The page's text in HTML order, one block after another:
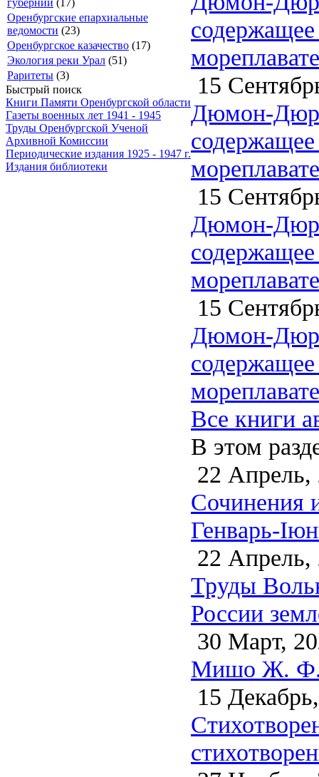
губернии (17)
Оренбургские епархиальные
ведомости (23)
Оренбургское казачество (17)
Экология реки Урал (51)
Раритеты (3)
Быстрый поиск
Книги Памяти Оренбургской области
Газеты военных лет 1941 - 1945
Труды Оренбургской Ученой
Архивной Комиссии
Периодические издания 1925 - 1947 г.
Издания библиотеки
15
Дюмон-
15
Дюмон-
15
Дюмон-
Все книги
В этом
22 Апрель,
Сочинения
Генварь-
22 Апрель,
Труды
России
30 Март,
Мишо Ж. Ф.
15